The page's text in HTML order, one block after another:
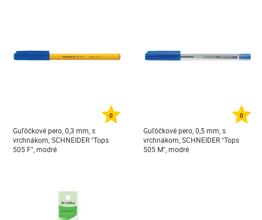
0
Guľôčkové pero, 0,3 mm, s
vrchnákom, SCHNEIDER "Tops
505 F", modré
0
Guľôčkové pero, 0,5 mm, s
vrchnákom, SCHNEIDER "Tops
505 M", modré